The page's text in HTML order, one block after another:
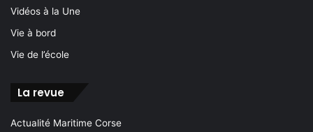
Vidéos à la Une
Vie à bord
Vie de l’école
La revue
Actualité Maritime Corse